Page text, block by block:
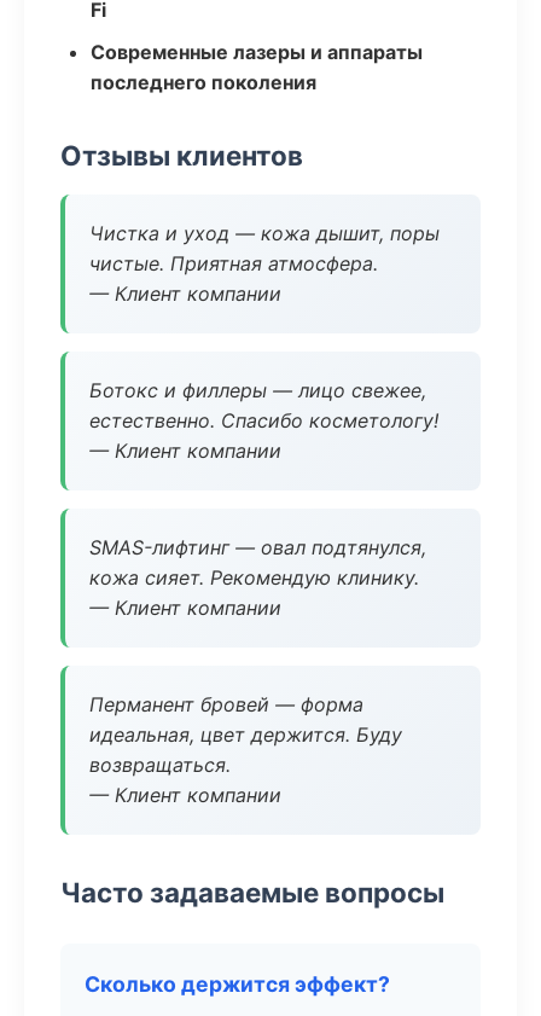
Fi
Современные лазеры и аппараты
последнего поколения
Отзывы клиентов
Чистка и уход — кожа дышит, поры
чистые. Приятная атмосфера.
— Клиент компании
Ботокс и филлеры — лицо свежее,
естественно. Спасибо косметологу!
— Клиент компании
SMAS-лифтинг — овал подтянулся,
кожа сияет. Рекомендую клинику.
— Клиент компании
Перманент бровей — форма
идеальная, цвет держится. Буду
возвращаться.
— Клиент компании
Часто задаваемые вопросы
Сколько держится эффект?